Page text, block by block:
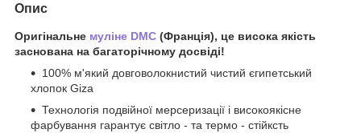
Опис
Оригінальне муліне DMC (Франція), це висока якість
заснована на багаторічному досвіді!
100% м'який довговолокнистий чистий єгипетський
хлопок Giza
Технологія подвійної мерсеризації і високоякісне
фарбування гарантує світло - та термо - стійксть